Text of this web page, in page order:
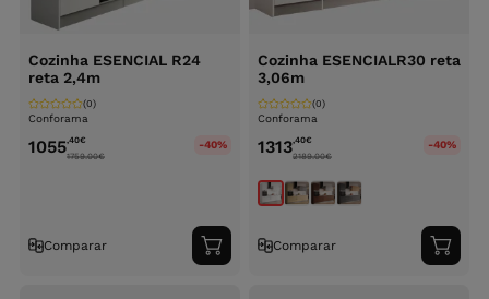
Cozinha ESENCIAL R24
reta 2,4m
Conforama
(0)
1055,40€
1759.00€
-40%
Comparar
Adicionar
ao
Cozinha ESENCIALR30 reta
3,06m
Conforama
(0)
1313,40€
2189.00€
-40%
Comparar
ao